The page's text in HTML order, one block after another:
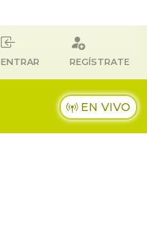
ENTRAR REGÍSTRATE
EN VIVO